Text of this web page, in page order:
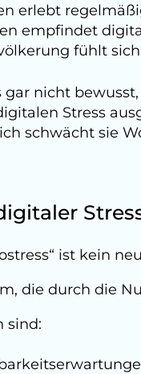
erlebt
empfindet
fühlt
nicht
Stress
schwächt sie
ist kein
die durch die
sind: